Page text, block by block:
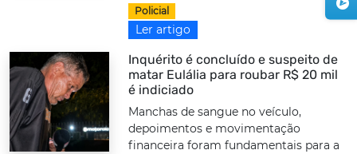
Policial
Ler artigo
Inquérito é concluído e suspeito de
matar Eulália para roubar R$ 20 mil
é indiciado
Manchas de sangue no veículo,
depoimentos e movimentação
financeira foram fundamentais para a